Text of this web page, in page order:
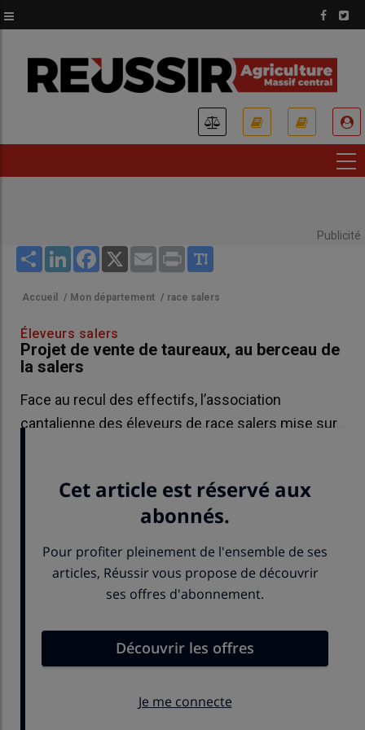
au
principal
Publicité
Share LinkedInFacebook
X Email Print
Accueil / Mon département / race salers
Éleveurs salers
Projet de vente de taureaux, au berceau de
la salers
Face au recul des effectifs, l’association
cantalienne des éleveurs de race salers mise sur